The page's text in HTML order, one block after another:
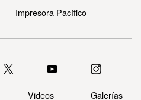
Impresora Pacífico
Videos Galerías